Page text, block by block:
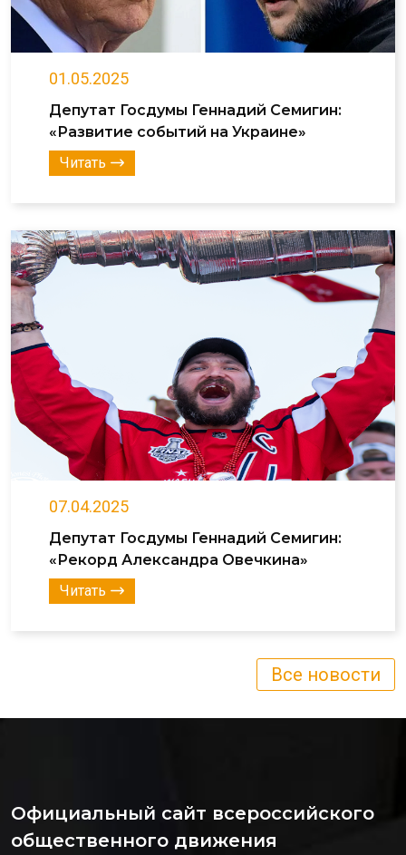
01.05.2025
Депутат Госдумы Геннадий Семигин:
«Развитие событий на Украине»
Читать
07.04.2025
Депутат Госдумы Геннадий Семигин:
«Рекорд Александра Овечкина»
Читать
Все новости
Официальный сайт всероссийского
общественного движения